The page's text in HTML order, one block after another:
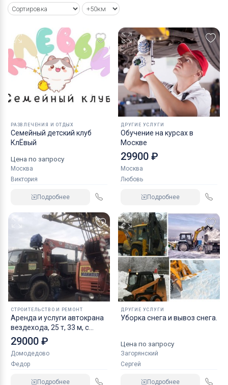
РАЗВЛЕЧЕНИЯ И ОТДЫХ
Семейный детский клуб
КлЁвый
Цена по запросу
Москва
Виктория
Подробнее
ДРУГИЕ УСЛУГИ
Обучение на курсах в
Москве
29900 ₽
Москва
Любовь
Подробнее
СТРОИТЕЛЬСТВО И РЕМОНТ
Аренда и услуги автокрана
вездехода, 25 т, 33 м, с
гуськом 7 м
29000 ₽
Домодедово
Федор
Подробнее
ДРУГИЕ УСЛУГИ
Уборка снега и вывоз снега.
Цена по запросу
Загорянский
Сергей
Подробнее